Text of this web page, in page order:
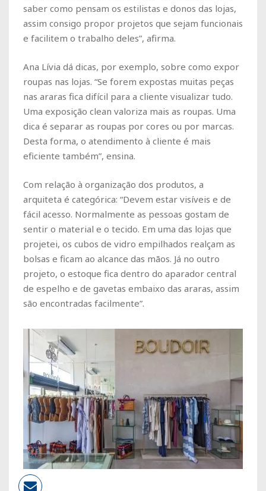
saber como pensam os estilistas e donos das lojas,
assim consigo propor projetos que sejam funcionais
e facilitem o trabalho deles”, afirma.
Ana Lívia dá dicas, por exemplo, sobre como expor
roupas nas lojas. “Se forem expostas muitas peças
nas araras fica difícil para a cliente visualizar tudo.
Uma exposição clean valoriza mais as roupas. Uma
dica é separar as roupas por cores ou por marcas.
Desta forma, o atendimento à cliente é mais
eficiente também”, ensina.
Com relação à organização dos produtos, a
arquiteta é categórica: “Devem estar visíveis e de
fácil acesso. Normalmente as pessoas gostam de
sentir o material e o tecido. Em uma das lojas que
projetei, os cubos de vidro empilhados realçam as
bolsas e ficam ao alcance das mãos. Já no outro
projeto, o estoque fica dentro do aparador central
de espelho e de gavetas embaixo das araras, assim
são encontradas facilmente”.